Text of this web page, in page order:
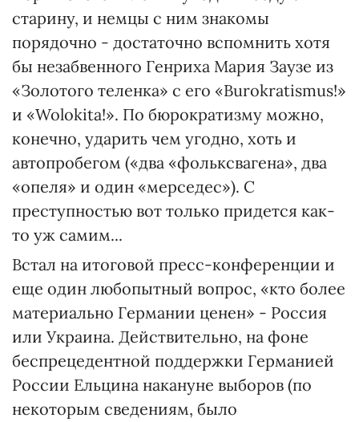
старину, и немцы с ним знакомы
порядочно - достаточно вспомнить хотя
бы незабвенного Генриха Мария Заузе из
«Золотого теленка» с его «Burokratismus!»
и «Wolokita!». По бюрократизму можно,
конечно, ударить чем угодно, хоть и
автопробегом («два «фольксвагена», два
«опеля» и один «мерседес»). С
преступностью вот только придется как-
то уж самим...
Встал на итоговой пресс-конференции и
еще один любопытный вопрос, «кто более
материально Германии ценен» - Россия
или Украина. Действительно, на фоне
беспрецедентной поддержки Германией
России Ельцина накануне выборов (по
некоторым сведениям, было